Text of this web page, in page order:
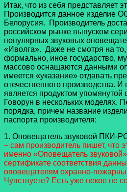
Итак, что из себя представляет
Производится данное изделие
Белорусия. Производитель
российском рынке выпуском
популярных звуковых
«Иволга». Даже не смотря на то,
формально, иное государство,
массово оснащаются данными
имеется «указание» отдавать
отечественного производства. И
является продуктом
Говорун в нескольких моделях.
порядка, причем название
паспорта производителя:
1. Оповещатель звуковой ПКИ-
– сам производитель пишет, что
именно «Оповещатель
сертификате соответствия
оповещателям охранно-
Чувствуете? Есть уже некое не